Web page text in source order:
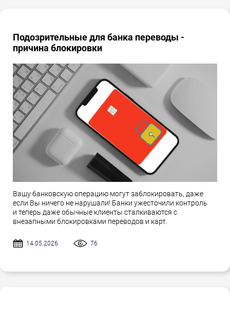
Подозрительные для банка переводы -
причина блокировки
Вашу банковскую операцию могут заблокировать, даже
если Вы ничего не нарушали! Банки ужесточили контроль
и теперь даже обычные клиенты сталкиваются с
внезапными блокировками переводов и карт.
14.05.2026 76